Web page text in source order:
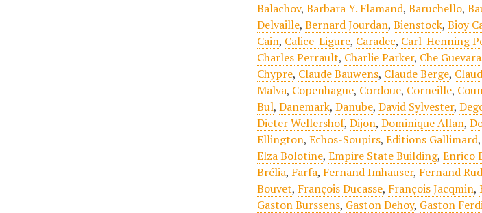
Balachov,Barbara Y. Flamand,Baruchello,
Delvaille,Bernard Jourdan,Bienstock,Bioy
Cain, Calice-Ligure, Caradec, Carl-Henning
Charles Perrault, Charlie Parker, Che Guevara
Chypre, Claude Bauwens, Claude Berge,
Malva, Copenhague, Cordoue, Corneille,
Bul,Danemark,Danube,David Sylvester,
Dieter Wellershof,Dijon,Dominique Allan,
Ellington,Echos-Soupirs,Editions Gallimard
Elza Bolotine,Empire State Building,Enrico
Brélia, Farfa, Fernand Imhauser, Fernand
Bouvet, François Ducasse, François Jacqmin,
Gaston Burssens, Gaston Dehoy, Gaston